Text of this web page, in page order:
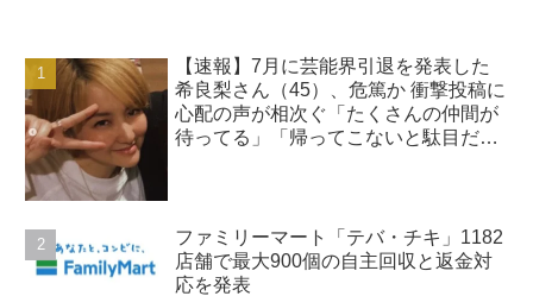
【速報】7月に芸能界引退を発表した
希良梨さん（45）、危篤か 衝撃投稿に
心配の声が相次ぐ「たくさんの仲間が
待ってる」「帰ってこないと駄目だ
ファミリーマート「テバ・チキ」1182
店舗で最大900個の自主回収と返金対
応を発表